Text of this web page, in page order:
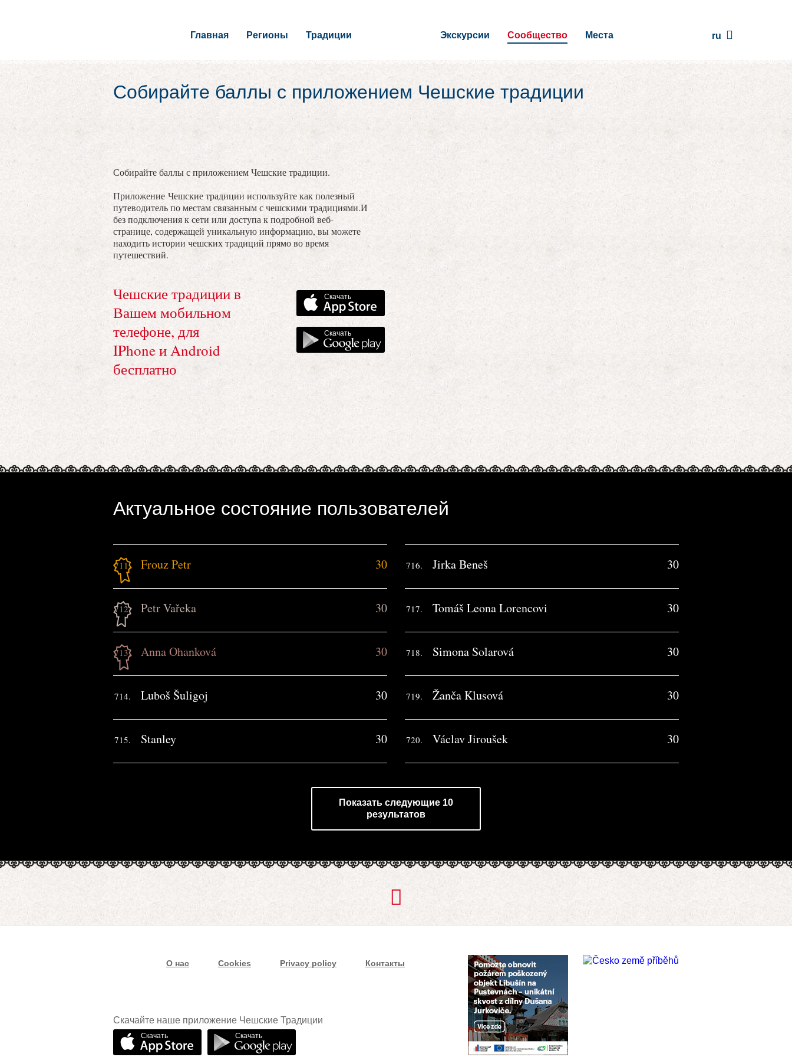
ru
Главная Регионы Традиции Экскурсии Сообщество Места
Собирайте баллы с приложением Чешские традиции
Собирайте баллы с приложением Чешские традиции.
Приложение Чешские традиции используйте как полезный
путеводитель по местам связанным с чешскими традициями.И
без подключения к сети или доступа к подробной веб-
странице, содержащей уникальную информацию, вы можете
находить истории чешских традиций прямо во время
путешествий.
Чешские традиции в
Вашем мобильном
телефоне, для
IPhone и Android
бесплатно
Скачать
Скачать
Актуальное состояние пользователей
711. Frouz Petr 30
712. Petr Vařeka 30
713. Anna Ohanková 30
714. Luboš Šuligoj 30
715. Stanley 30
716. Jirka Beneš 30
717. Tomáš Leona Lorencovi 30
718. Simona Solarová 30
719. Žanča Klusová 30
720. Václav Jiroušek 30
Показать следующие 10
результатов
О нас Cookies Privacy policy Контакты
Скачайте наше приложение Чешские Традиции
Скачать Скачать